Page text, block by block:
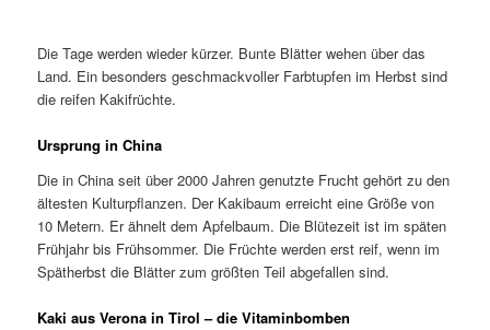
Die Tage werden wieder kürzer. Bunte Blätter wehen über das
Land. Ein besonders geschmackvoller Farbtupfen im Herbst sind
die reifen Kakifrüchte.
Ursprung in China
Die in China seit über 2000 Jahren genutzte Frucht gehört zu den
ältesten Kulturpflanzen. Der Kakibaum erreicht eine Größe von
10 Metern. Er ähnelt dem Apfelbaum. Die Blütezeit ist im späten
Frühjahr bis Frühsommer. Die Früchte werden erst reif, wenn im
Spätherbst die Blätter zum größten Teil abgefallen sind.
Kaki aus Verona in Tirol – die Vitaminbomben